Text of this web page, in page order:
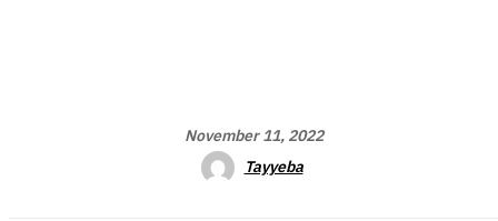
November 11, 2022
Tayyeba